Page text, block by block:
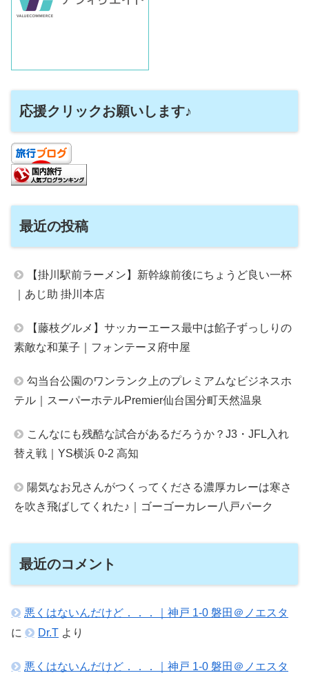
応援クリックお願いします♪
最近の投稿
【掛川駅前ラーメン】新幹線前後にちょうど良い一杯
｜あじ助 掛川本店
【藤枝グルメ】サッカーエース最中は餡子ずっしりの
素敵な和菓子｜フォンテーヌ府中屋
勾当台公園のワンランク上のプレミアムなビジネスホ
テル｜スーパーホテルPremier仙台国分町天然温泉
こんなにも残酷な試合があるだろうか？J3・JFL入れ
替え戦｜YS横浜 0-2 高知
陽気なお兄さんがつくってくださる濃厚カレーは寒さ
を吹き飛ばしてくれた♪｜ゴーゴーカレー八戸パーク
最近のコメント
悪くはないんだけど．．．｜神戸 1-0 磐田＠ノエスタ
に
Dr.T より
悪くはないんだけど．．．｜神戸 1-0 磐田＠ノエスタ